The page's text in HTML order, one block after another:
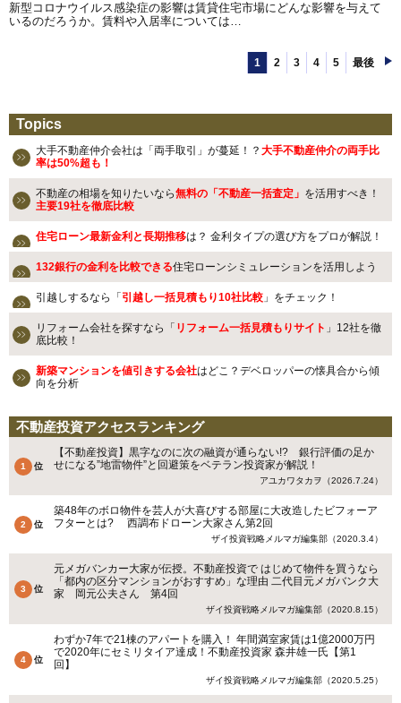
新型コロナウイルス感染症の影響は賃貸住宅市場にどんな影響を与えて
いるのだろうか。賃料や入居率については…
1 2 3 4 5 最後
Topics
大手不動産仲介会社は「両手取引」が蔓延！？ 大手不動産仲介の両手比
率は50%超も！
不動産の相場を知りたいなら無料の「不動産一括査定」 を活用すべき！
主要19社を徹底比較
住宅ローン最新金利と長期推移は？ 金利タイプの選び方をプロが解説！
132銀行の金利を比較できる住宅ローンシミュレーションを活用しよう
引越しするなら「 引越し一括見積もり10社比較 」をチェック！
リフォーム会社を探すなら「 リフォーム一括見積もりサイト 」12社を徹
底比較！
新築マンションを値引きする会社はどこ？デベロッパーの懐具合から傾
向を分析
不動産投資アクセスランキング
【不動産投資】黒字なのに次の融資が通らない!? 銀行評価の足か
せになる”地雷物件”と回避策をベテラン投資家が解説！
アユカワタカヲ（2026.7.24）
築48年のボロ物件を芸人が大喜びする部屋に大改造したビフォーア
フターとは? 西調布ドローン大家さん第2回
ザイ投資戦略メルマガ編集部（2020.3.4）
元メガバンカー大家が伝授。不動産投資で はじめて物件を買うなら
「都内の区分マンションがおすすめ」な理由 二代目元メガバンク大
家 岡元公夫さん 第4回
ザイ投資戦略メルマガ編集部（2020.8.15）
わずか7年で21棟のアパートを購入！ 年間満室家賃は1億2000万円
で2020年にセミリタイア達成！不動産投資家 森井雄一氏【第1
回】
ザイ投資戦略メルマガ編集部（2020.5.25）